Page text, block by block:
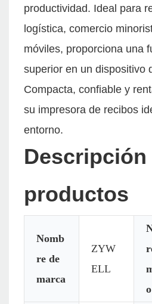
productividad. Ideal para
logística, comercio
móviles, proporciona una
superior en un dispositivo
Compacta, confiable y
su impresora de recibos
entorno.
Descripción
productos
Nomb
re de
marca
ZYW
ELL
o